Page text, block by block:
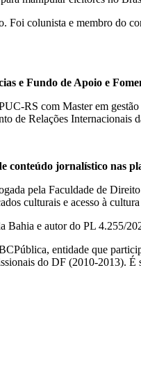
Foi colunista e membro do
e Fundo de Apoio e
RS com Master em
de Relações
conteúdo jornalístico nas
pela Faculdade de
culturais e acesso à
Bahia e autor do PL 4.255/
entidade que
do DF (2010-2013).